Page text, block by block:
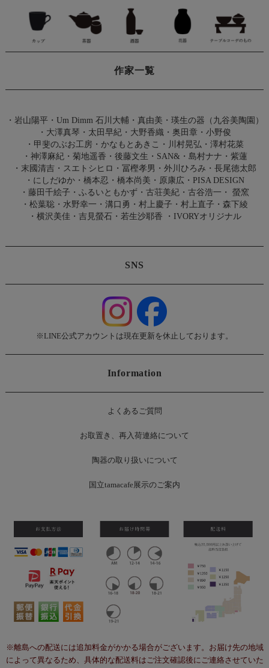
作家一覧
・ 岩山陽平・ Um Dimm 石川大輔・真由美 ・ 瑛生の器（九谷美陶園）
・ 大澤真琴 ・ 太田早紀 ・ 大野香織 ・ 奥田章 ・ 小野俊
・ 甲斐のぶお工房 ・ かなもとあきこ ・ 川村晃弘 ・ 澤村花菜
・ 神澤麻紀・ 菊地遥香 ・ 後藤文生 ・ SAN& ・ 島村ナナ ・ 紫蓮
・ 末國清吉 ・ スエトシヒロ ・ 冨樫孝男 ・ 外川ひろみ ・ 長尾徳太郎
・ にしだゆか ・ 橋本忍 ・ 橋本尚美 ・ 原康広 ・ PISA DESIGN
・ 藤田千絵子 ・ ふるいともかず ・ 古荘美紀 ・ 古谷浩一 ・
螢窯
・ 松葉聡 ・ 水野幸一 ・ 溝口勇 ・ 村上慶子 ・ 村上直子 ・ 森下綾
・ 横沢美佳 ・ 吉見螢石・ 若生沙耶香 ・ IVORYオリジナル
SNS
※LINE公式アカウントは現在更新を休止しております。
Information
よくあるご質問
お取置き、再入荷連絡について
陶器の取り扱いについて
国立tamacafe展示のご案内
※離島への配送には追加料金がかかる場合がございます。お届け先の地域
によって異なるため、具体的な配送料はご注文確認後にご連絡させていた